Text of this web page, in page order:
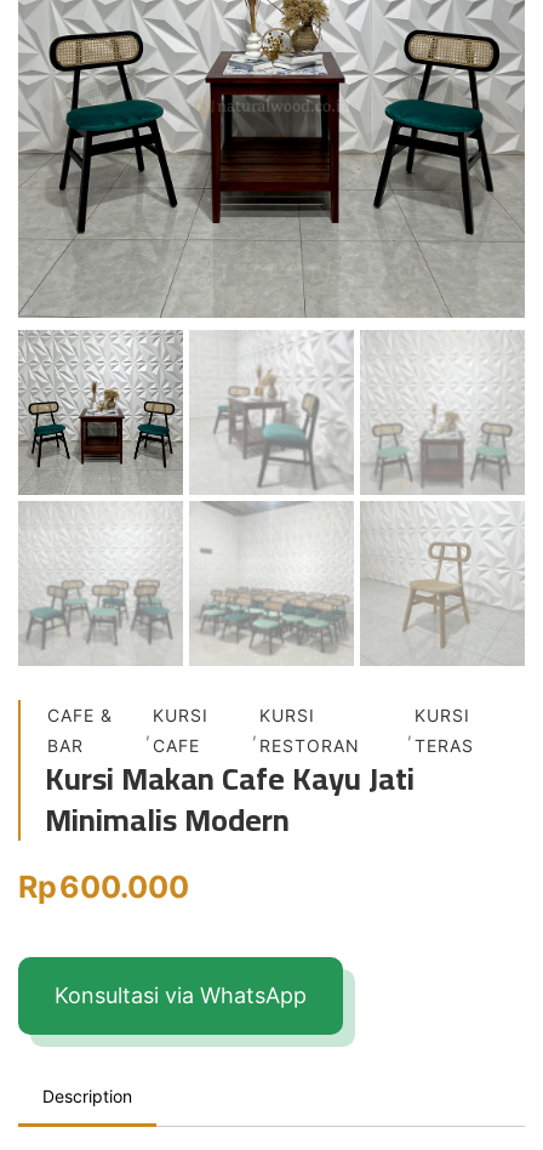
CAFE &
BAR
,
KURSI
CAFE
,
KURSI
RESTORAN
,
KURSI
TERAS
Kursi Makan Cafe Kayu Jati
Minimalis Modern
Rp600.000
Konsultasi via WhatsApp
Description